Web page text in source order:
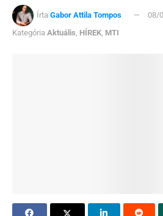
Írta Gabor Attila Tompos
08/
Kategória Aktuális HÍREK MTI